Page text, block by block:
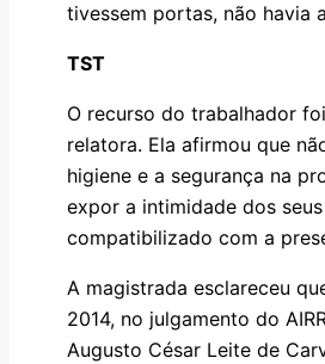
tivessem portas, não havia
TST
O recurso do trabalhador
relatora. Ela afirmou que
higiene e a segurança na
expor a intimidade dos
compatibilizado com a
A magistrada esclareceu
2014, no julgamento do
Augusto César Leite de